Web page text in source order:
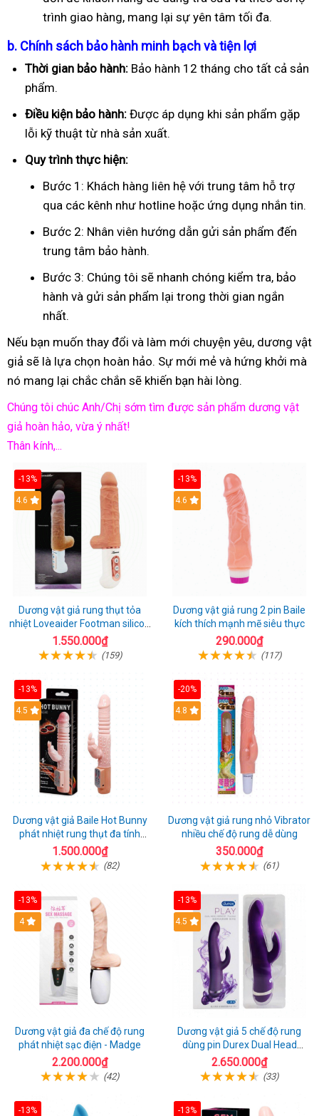
trình giao hàng, mang lại sự yên tâm tối đa.
b. Chính sách bảo hành minh bạch và tiện lợi
Thời gian bảo hành: Bảo hành 12 tháng cho tất cả sản
phẩm.
Điều kiện bảo hành: Được áp dụng khi sản phẩm gặp
lỗi kỹ thuật từ nhà sản xuất.
Quy trình thực hiện:
Bước 1: Khách hàng liên hệ với trung tâm hỗ trợ
qua các kênh như hotline hoặc ứng dụng nhắn tin.
Bước 2: Nhân viên hướng dẫn gửi sản phẩm đến
trung tâm bảo hành.
Bước 3: Chúng tôi sẽ nhanh chóng kiểm tra, bảo
hành và gửi sản phẩm lại trong thời gian ngắn
nhất.
Nếu bạn muốn thay đổi và làm mới chuyện yêu, dương vật
giả sẽ là lựa chọn hoàn hảo. Sự mới mẻ và hứng khởi mà
nó mang lại chắc chắn sẽ khiến bạn hài lòng.
Chúng tôi chúc Anh/Chị sớm tìm được sản phẩm dương vật
giả hoàn hảo, vừa ý nhất!
Thân kính,...
-13%
Hot
4.6
Dương vật giả rung thụt tỏa
nhiệt Loveaider Footman silicon
an toàn
1.550.000₫
(159)
-13%
Hot
4.6
Dương vật giả rung 2 pin Baile
kích thích mạnh mẽ siêu thực
290.000₫
(117)
-13%
Hot
4.5
Dương vật giả Baile Hot Bunny
phát nhiệt rung thụt đa tính
năng sạc điện
1.500.000₫
(82)
-20%
Hot
4.8
Dương vật giả rung nhỏ Vibrator
nhiều chế độ rung dễ dùng
350.000₫
(61)
-13%
Hot
4
Dương vật giả đa chế độ rung
phát nhiệt sạc điện - Madge
2.200.000₫
(42)
-13%
Hot
4.5
Dương vật giả 5 chế độ rung
dùng pin Durex Dual Head
Pulsing
2.650.000₫
(33)
-13% -13%